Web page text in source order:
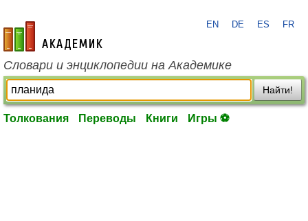
academic.ru
EN DE ES FR
Словари и энциклопедии на Академике
Найти!
Толкования Переводы Книги Игры ⚽